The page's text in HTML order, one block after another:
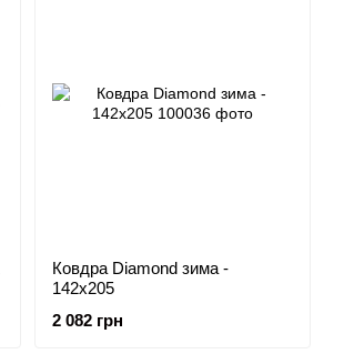
Ковдра Diamond зима -
142x205
2 082 грн